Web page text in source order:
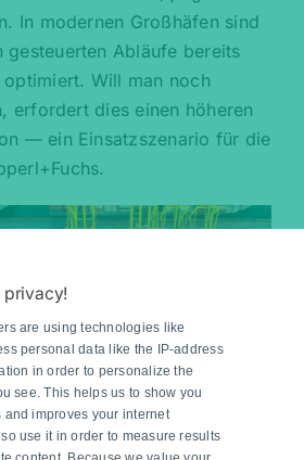
In modernen Großhäfen sind
gesteuerten Abläufe bereits
Will man noch
erfordert dies einen höheren
— ein Einsatzszenario für die
privacy!
are using technologies like
personal data like the IP-address
in order to personalize the
see. This helps us to show you
and improves your internet
use it in order to measure results